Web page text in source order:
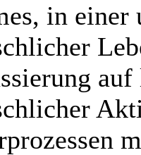
in einer